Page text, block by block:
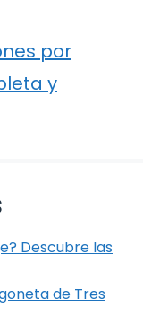
por
y
Descubre las
de Tres